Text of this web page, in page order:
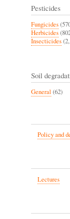
Pesticides
Fungicides
Herbicides
Insecticides
Soil
General (62)
Policy and
Lectures